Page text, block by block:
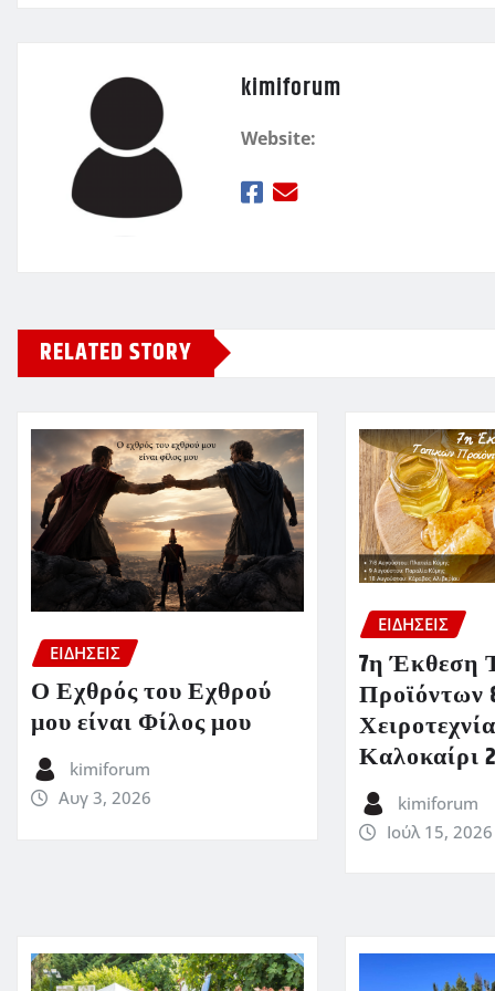
kimiforum
Website:
RELATED STORY
ΕΙΔΗΣΕΙΣ
Ο Εχθρός του Εχθρού
μου είναι Φίλος μου
kimiforum
Αυγ 3, 2026
ΕΙΔΗΣΕΙΣ
7η Έκθεση
Προϊόντων
Καλοκαίρι
kimiforum
Ιούλ 15, 2026